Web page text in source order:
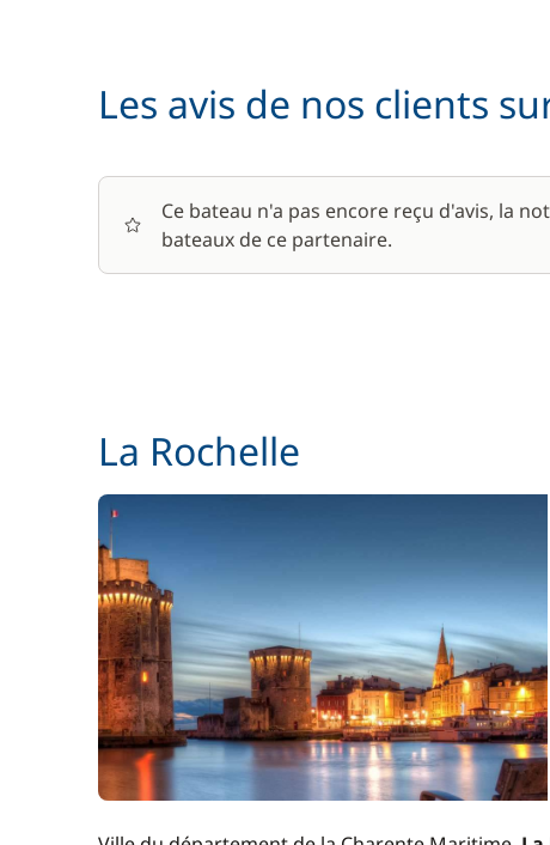
Les avis de nos clients
Ce bateau n'a pas encore reçu d'avis, la
bateaux de ce partenaire.
La Rochelle